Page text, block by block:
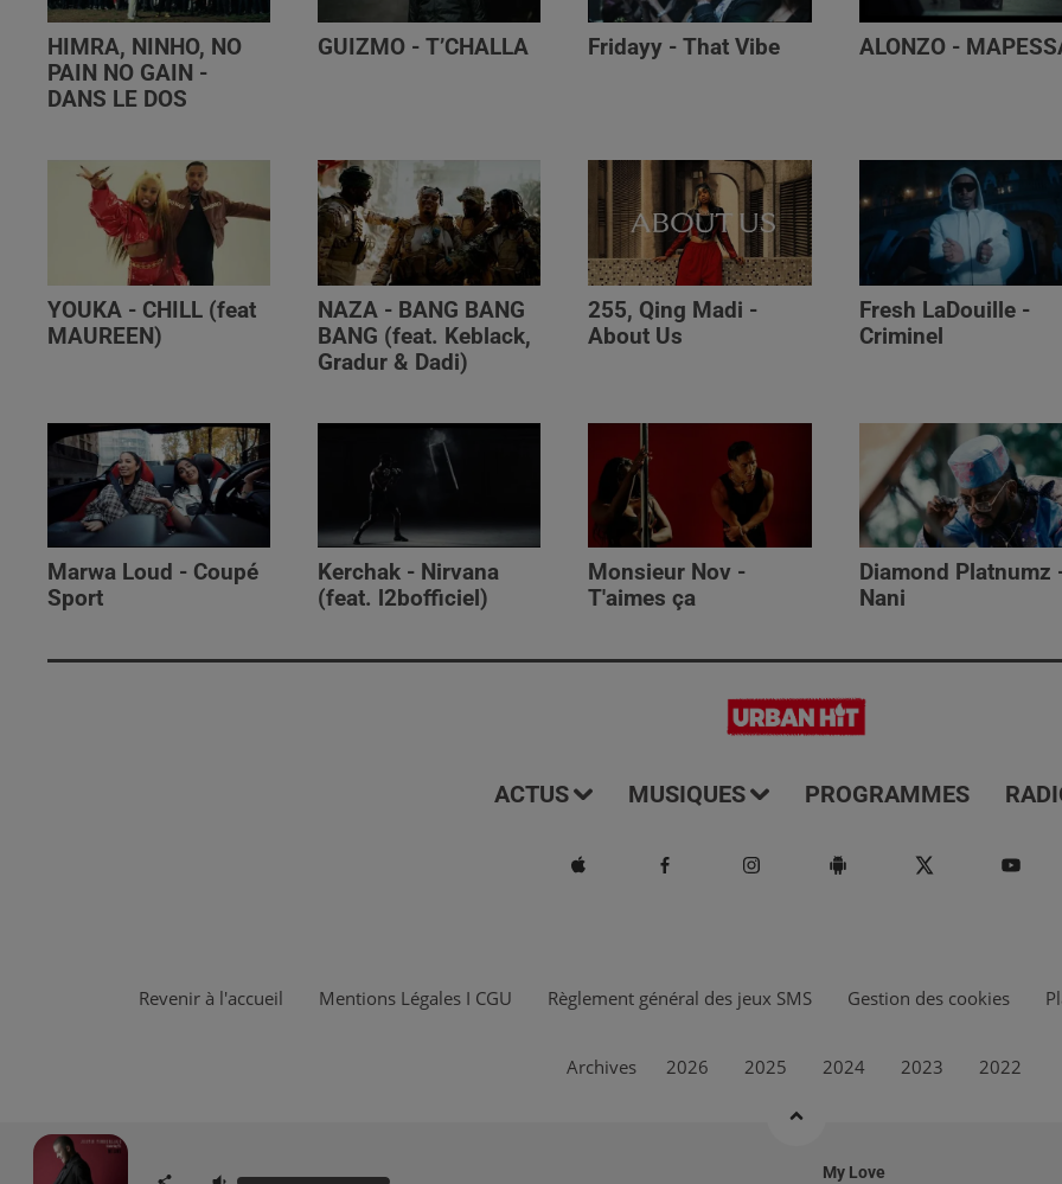
HIMRA, NINHO, NO
PAIN NO GAIN -
DANS LE DOS
GUIZMO - T’CHALLA Fridayy - That Vibe ALONZO -
YOUKA - CHILL (feat
MAUREEN)
NAZA - BANG BANG
BANG (feat. Keblack,
Gradur & Dadi)
255, Qing Madi -
About Us
Fresh LaDouille -
Criminel
Marwa Loud - Coupé
Sport
Kerchak - Nirvana
(feat. ‪l2bofficiel‬)
Monsieur Nov -
T'aimes ça
Diamond Platnumz
Nani
ACTUS MUSIQUES PROGRAMMES
My Love
Revenir à l'accueil Mentions Légales I CGU Règlement général des jeux SMS Gestion des cookies
Archives 2026 2025 2024 2023 2022